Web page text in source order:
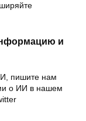
и
пишите нам
о ИИ в нашем